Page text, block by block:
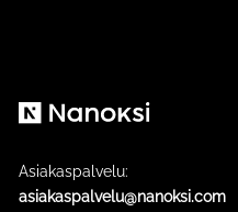
Asiakaspalvelu:
asiakaspalvelu@nanoksi.com